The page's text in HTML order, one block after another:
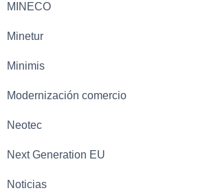
MINECO
Minetur
Minimis
Modernización comercio
Neotec
Next Generation EU
Noticias